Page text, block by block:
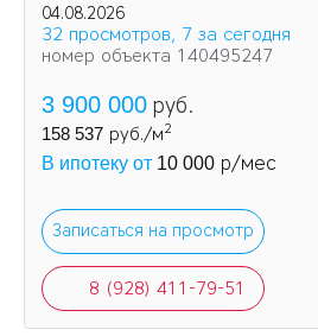
04.08.2026
32 просмотров, 7 за сегодня
номер объекта 140495247
3 900 000 руб.
158 537 руб./м2
В ипотеку от 10 000 р/мес
Записаться на просмотр
8 (928) 411-79-51